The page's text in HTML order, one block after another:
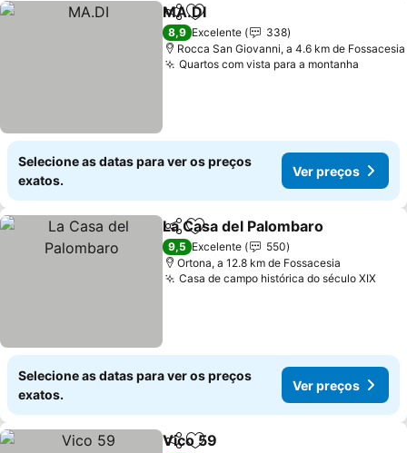
PartilharAdicionar aos favoritos
MA.DI
8,9 Excelente
338
Rocca San Giovanni, a 4.6 km de Fossacesia
Quartos com vista para a montanha
Selecione as datas para ver os preços
exatos.
Ver preços
PartilharAdicionar aos favoritos
La Casa del Palombaro
9,5 Excelente
550
Ortona, a 12.8 km de Fossacesia
Casa de campo histórica do século XIXVer
Selecione as datas para ver os preços
exatos.
Ver preços
Partilhar
Vico 59